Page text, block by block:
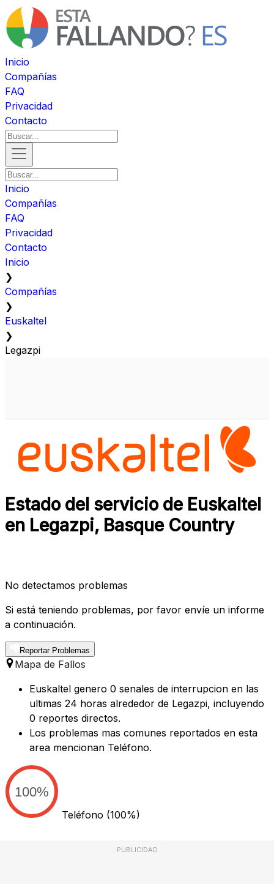
Inicio
Compañías
FAQ
Privacidad
Contacto
Inicio
Compañías
FAQ
Privacidad
Contacto
Inicio
❯
Compañías
❯
Euskaltel
❯
Legazpi
Estado del servicio de Euskaltel
en Legazpi, Basque Country
No detectamos problemas
Si está teniendo problemas, por favor envíe un informe
a continuación.
Reportar Problemas
Mapa de Fallos
Euskaltel genero 0 senales de interrupcion en las
ultimas 24 horas alrededor de Legazpi, incluyendo
0 reportes directos.
Los problemas mas comunes reportados en esta
area mencionan Teléfono.
100%
Teléfono (100%)
PUBLICIDAD